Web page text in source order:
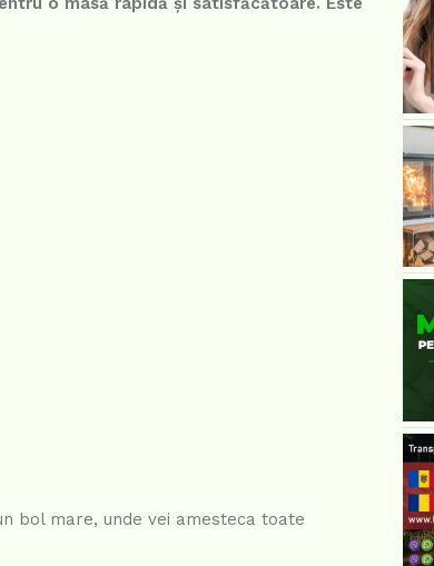
bol mare, unde vei amesteca toate